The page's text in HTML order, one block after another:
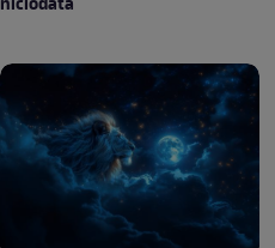
niciodată